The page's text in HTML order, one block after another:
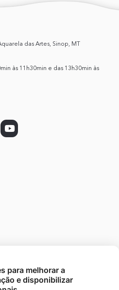
das Artes, Sinop, MT
às 11h30min e das 13h30min às
para melhorar a
e disponibilizar